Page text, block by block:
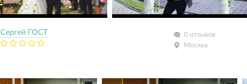
Сергей ГОСТ
0 отзывов
Москва